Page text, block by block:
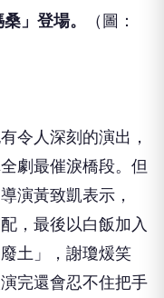
」登場。
（圖：
令人深刻的演出，
劇最催淚橋段。但
演黃致凱表示，
，最後以白飯加入
土」，謝瓊煖笑
完還會忍不住把手